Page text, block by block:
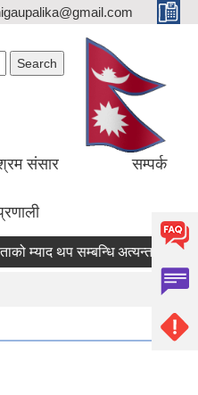
संसार सम्पर्क
म्याद थप सम्बन्धि अत्यन्त जरुरी